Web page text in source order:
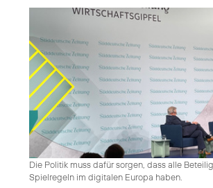
Die Politik muss dafür sorgen, dass alle
Spielregeln im digitalen Europa haben.